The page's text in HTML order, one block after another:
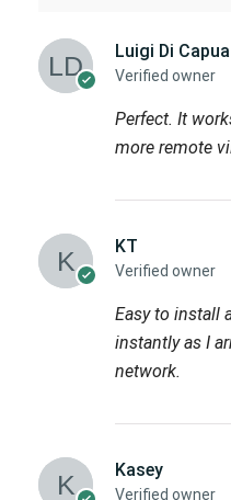
Luigi Di Capua
Verified owner
Perfect. It
more remote
KT
Verified owner
Easy to install
instantly as I
network.
Kasey
Verified owner